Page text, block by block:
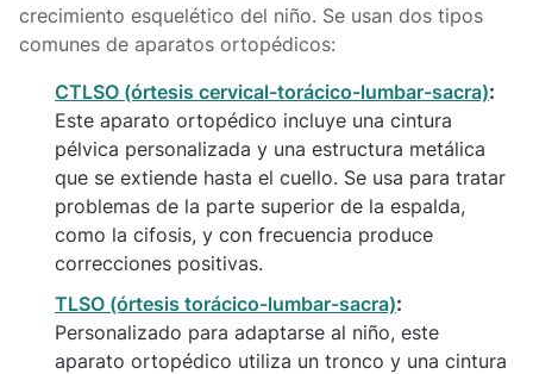
crecimiento esquelético del niño. Se usan dos tipos
comunes de aparatos ortopédicos:
CTLSO (órtesis cervical-torácico-lumbar-sacra):
Este aparato ortopédico incluye una cintura
pélvica personalizada y una estructura metálica
que se extiende hasta el cuello. Se usa para tratar
problemas de la parte superior de la espalda,
como la cifosis, y con frecuencia produce
correcciones positivas.
TLSO (órtesis torácico-lumbar-sacra):
Personalizado para adaptarse al niño, este
aparato ortopédico utiliza un tronco y una cintura